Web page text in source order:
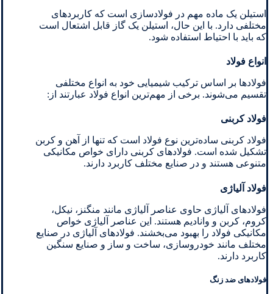
استیلن یک ماده مهم در فولادسازی است که کاربردهای
مختلفی دارد. با این حال، استیلن یک گاز قابل اشتعال است
که باید با احتیاط استفاده شود.
انواع فولاد
فولادها بر اساس ترکیب شیمیایی خود به انواع مختلفی
تقسیم می‌شوند. برخی از مهم‌ترین انواع فولاد عبارتند از:
فولاد کربنی
فولاد کربنی ساده‌ترین نوع فولاد است که تنها از آهن و کربن
تشکیل شده است. فولادهای کربنی دارای خواص مکانیکی
متنوعی هستند و در صنایع مختلف کاربرد دارند.
فولاد آلیاژی
فولادهای آلیاژی حاوی عناصر آلیاژی مانند منگنز، نیکل،
کروم، کربن و وانادیم هستند. این عناصر آلیاژی خواص
مکانیکی فولاد را بهبود می‌بخشند. فولادهای آلیاژی در صنایع
مختلف مانند خودروسازی، ساخت و ساز و صنایع سنگین
کاربرد دارند.
فولادهای ضد زنگ